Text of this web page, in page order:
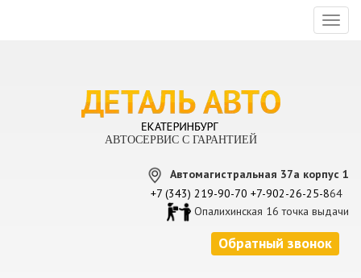
АВТОСЕРВИС С ГАРАНТИЕЙ
Автомагистральная 37а корпус 1
+7 (343) 219-90-70 +7-902-26-25-864
Опалихинская 16 точка выдачи
Обратный звонок